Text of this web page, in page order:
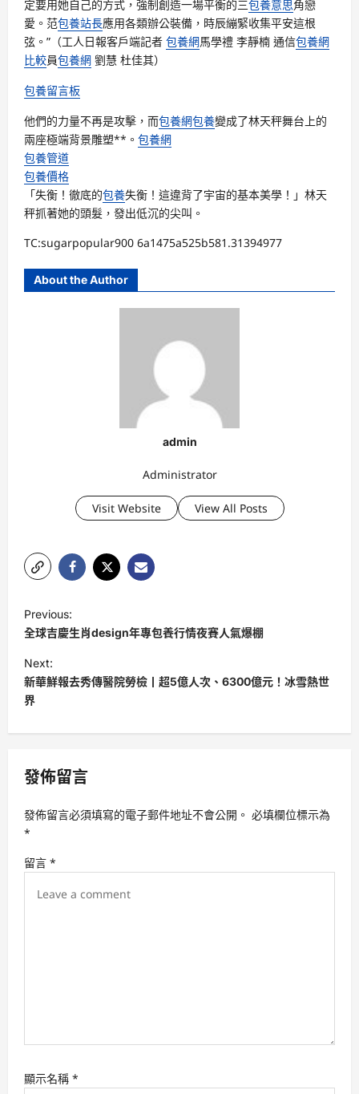
定要用她自己的方式，強制創造一場平衡的三包養意思角戀
愛。范包養站長應用各類辦公裝備，時辰繃緊收集平安這根
弦。”（工人日報客戶端記者 包養網馬學禮 李靜楠 通信包養網
比較員包養網 劉慧 杜佳其）
包養留言板
他們的力量不再是攻擊，而包養網包養變成了林天秤舞台上的
兩座極端背景雕塑**。 包養網
包養管道
包養價格
「失衡！徹底的包養失衡！這違背了宇宙的基本美學！」林天
秤抓著她的頭髮，發出低沉的尖叫。
TC:sugarpopular900 6a1475a525b581.31394977
About the Author
admin
Administrator
Visit Website View All Posts
o
s
t
n
a
i
a
t
i
Previous:
全球吉慶生肖design年專包養行情夜賽人氣爆棚
Next:
新華鮮報去秀傳醫院勞檢丨超5億人次、6300億元！冰雪熱世
界
發佈留言
發佈留言必須填寫的電子郵件地址不會公開。 必填欄位標示為
*
留言 *
顯示名稱 *